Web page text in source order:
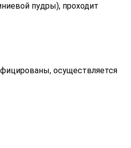
пудры), проходит
осуществляется